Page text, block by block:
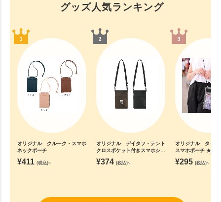
グッズ人気ランキング
オリジナル クルーク・スマホ
ネックポーチ
¥411 (税込)~
オリジナル デイタフ・テント
クロスポケット付きスマホショ
¥374 (税込)~
オリジナル タッチ
スマホポーチ ★
¥295 (税込)~